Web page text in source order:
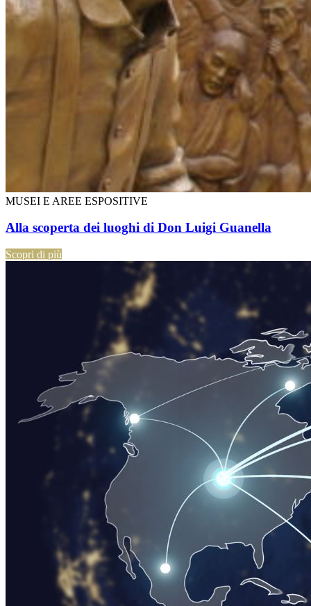
MUSEI E AREE ESPOSITIVE
Alla scoperta dei luoghi di Don Luigi Guanella
Scopri di più